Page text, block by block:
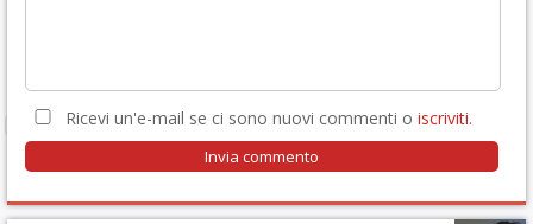
Ricevi un'e-mail se ci sono nuovi commenti o iscriviti.